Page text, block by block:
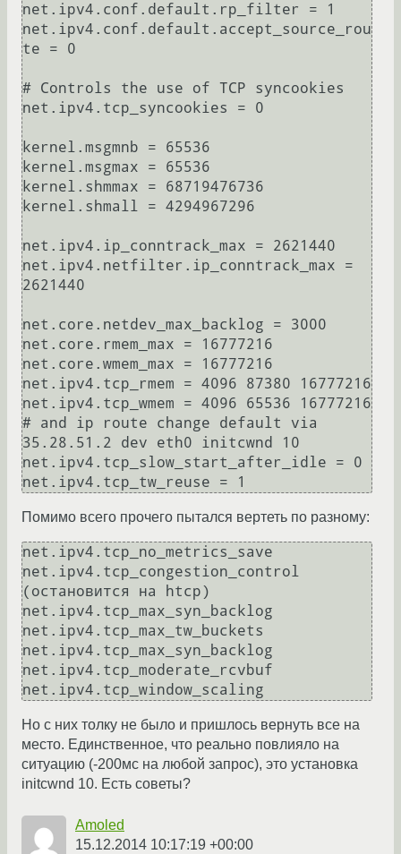
net.ipv4.conf.default.rp_filter = 1
net.ipv4.conf.default.accept_source_rou
te = 0
# Controls the use of TCP syncookies
net.ipv4.tcp_syncookies = 0
kernel.msgmnb = 65536
kernel.msgmax = 65536
kernel.shmmax = 68719476736
kernel.shmall = 4294967296
net.ipv4.ip_conntrack_max = 2621440
net.ipv4.netfilter.ip_conntrack_max =
2621440
net.core.netdev_max_backlog = 3000
net.core.rmem_max = 16777216
net.core.wmem_max = 16777216
net.ipv4.tcp_rmem = 4096 87380 16777216
net.ipv4.tcp_wmem = 4096 65536 16777216
# and ip route change default via
35.28.51.2 dev eth0 initcwnd 10
net.ipv4.tcp_slow_start_after_idle = 0
Помимо всего прочего пытался вертеть по разному:
net.ipv4.tcp_no_metrics_save
net.ipv4.tcp_congestion_control
(остановится на htcp)
net.ipv4.tcp_max_syn_backlog
net.ipv4.tcp_max_tw_buckets
net.ipv4.tcp_max_syn_backlog
net.ipv4.tcp_moderate_rcvbuf
Но с них толку не было и пришлось вернуть все на
место. Единственное, что реально повлияло на
ситуацию (-200мс на любой запрос), это установка
initcwnd 10. Есть советы?
Amoled
15.12.2014 10:17:19 +00:00